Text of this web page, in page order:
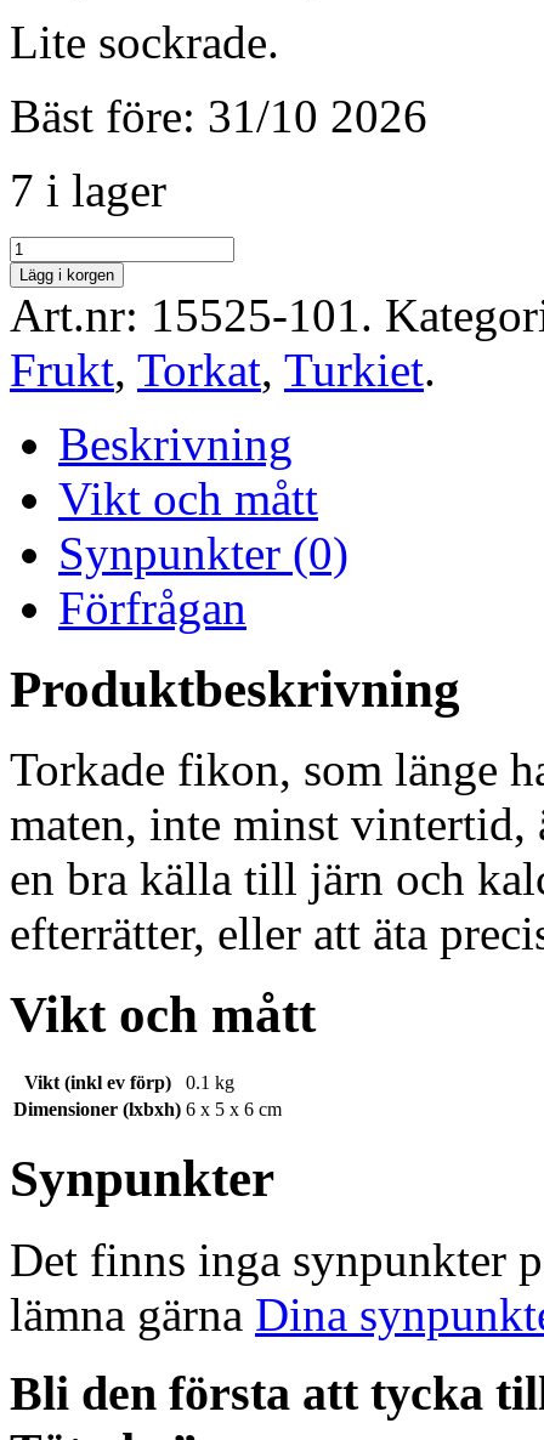
Lite sockrade.
Bäst före: 31/10 2026
7 i lager
Lägg i korgen
Art.nr: 15525-101.
Frukt, Torkat, Turkiet.
Beskrivning
Vikt och mått
Synpunkter (0)
Förfrågan
Produktbeskrivning
Torkade fikon, som länge
maten, inte minst vintertid,
en bra källa till järn och
efterrätter, eller att äta
Vikt och mått
Vikt (inkl ev förp)
0.1 kg
Dimensioner (lxbxh) 6 x 5 x 6 cm
Synpunkter
Det finns inga synpunkter
lämna gärna Dina
Bli den första att tycka